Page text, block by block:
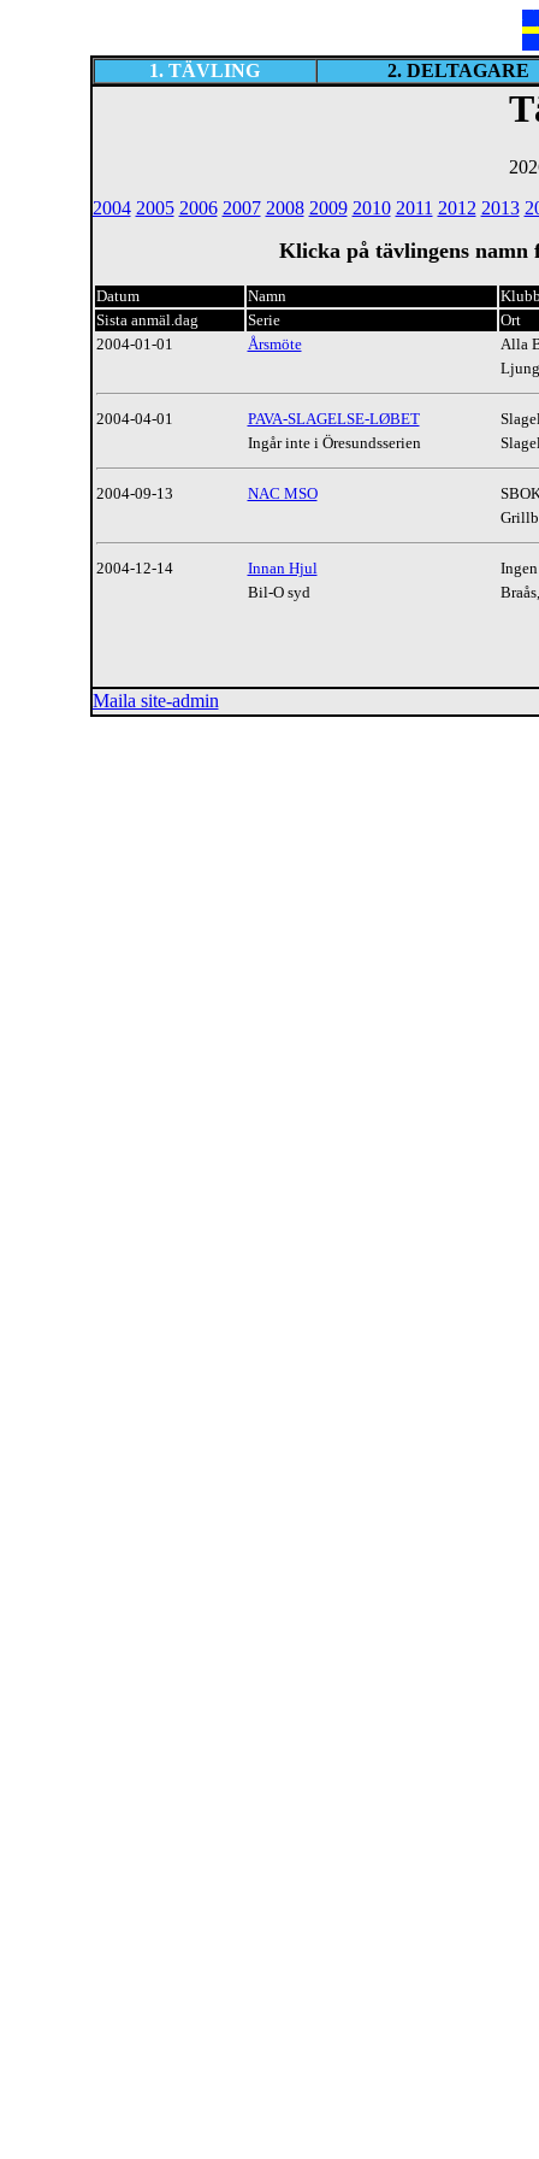
1. TÄVLING 2. DELTAGARE
2004 2005 2006 2007 2008 2009 2010 2011 2012 2013
Klicka på tävlingens
Datum Namn
Sista anmäl.dag
Serie
Ort
2004-01-01
Årsmöte
Alla
2004-04-01 PAVA-SLAGELSE-LØBET
Ingår inte i Öresundsserien
2004-09-13 NAC MSO
2004-12-14 Innan Hjul
Bil-O syd
Maila site-admin